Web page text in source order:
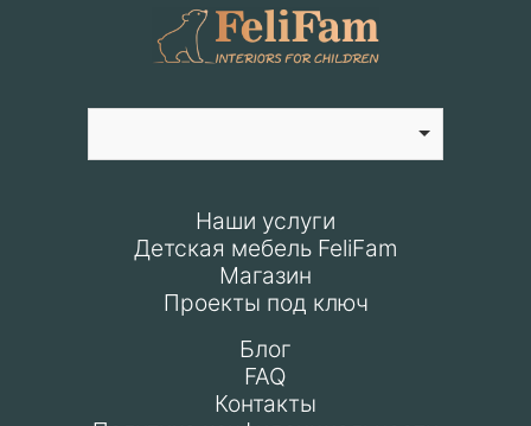
Наши услуги
Детская мебель FeliFam
Магазин
Проекты под ключ
Блог
FAQ
Контакты